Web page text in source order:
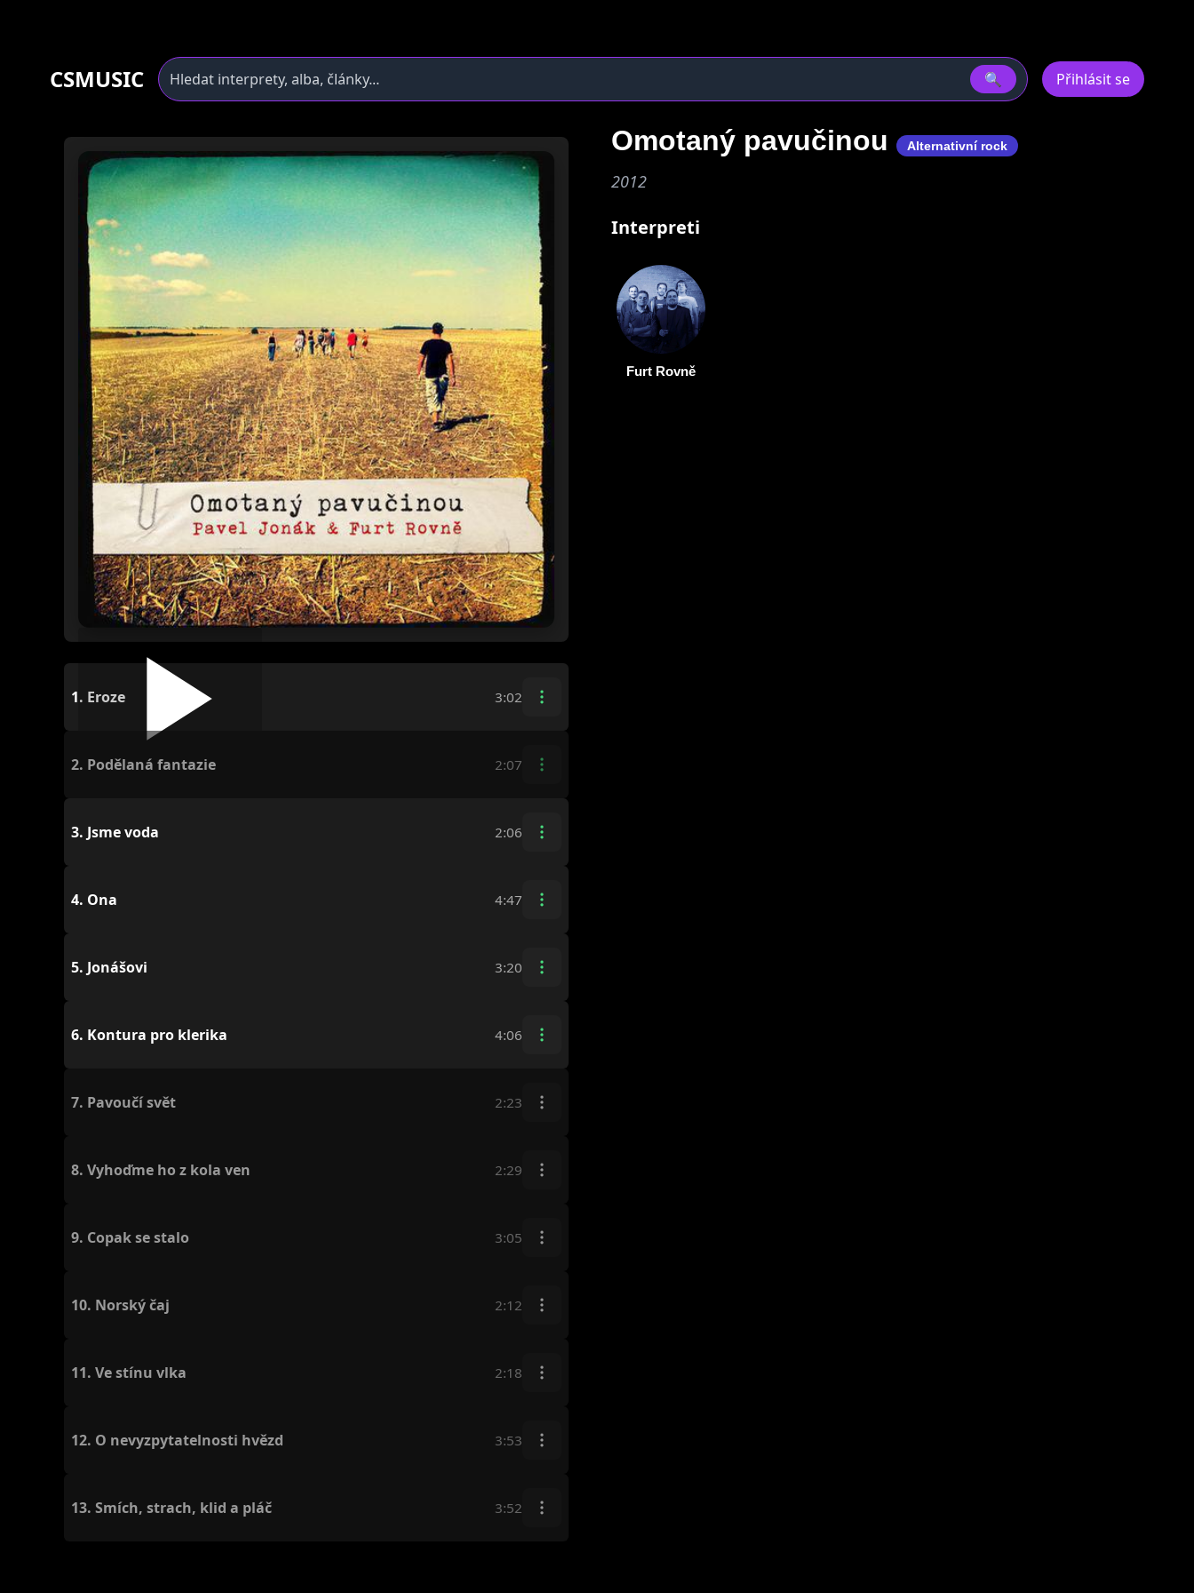
CSMUSIC 🔍 Přihlásit se
1. Eroze 3:02
2. Podělaná fantazie 2:07
3. Jsme voda 2:06
4. Ona 4:47
5. Jonášovi 3:20
6. Kontura pro klerika 4:06
7. Pavoučí svět 2:23
8. Vyhoďme ho z kola ven 2:29
9. Copak se stalo 3:05
10. Norský čaj 2:12
11. Ve stínu vlka 2:18
12. O nevyzpytatelnosti hvězd 3:53
13. Smích, strach, klid a pláč 3:52
Omotaný pavučinou Alternativní rock
2012
Interpreti
Furt Rovně